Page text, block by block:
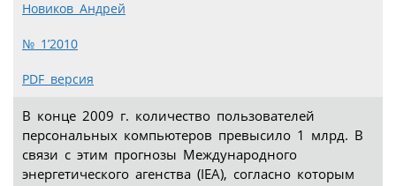
Новиков Андрей
№ 1’2010
PDF версия
В конце 2009 г. количество пользователей
персональных компьютеров превысило 1 млрд. В
связи с этим прогнозы Международного
энергетического агенства (IEA), согласно которым